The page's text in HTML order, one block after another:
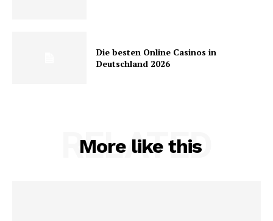
Die besten Online Casinos in
Deutschland 2026
More like this
RELATED